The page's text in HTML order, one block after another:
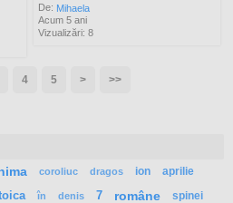
De: Mihaela
Acum 5 ani
Vizualizări: 8
4 5 > >>
coroliuc dragos ion
aprilie
în denis 7 române spinei